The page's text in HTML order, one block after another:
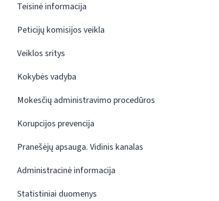
Teisinė informacija
Peticijų komisijos veikla
Veiklos sritys
Kokybės vadyba
Mokesčių administravimo procedūros
Korupcijos prevencija
Pranešėjų apsauga. Vidinis kanalas
Administracinė informacija
Statistiniai duomenys